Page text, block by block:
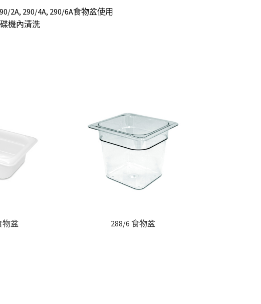
2A, 290/4A, 290/6A食物盆使用
機內清洗
物盆 288/6 食物盆